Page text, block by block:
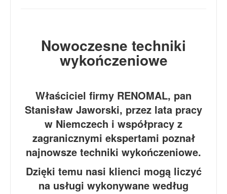
Nowoczesne techniki
wykończeniowe
Właściciel firmy RENOMAL, pan
Stanisław Jaworski, przez lata pracy
w Niemczech i współpracy z
zagranicznymi ekspertami poznał
najnowsze techniki wykończeniowe.
Dzięki temu nasi klienci mogą liczyć
na usługi wykonywane według